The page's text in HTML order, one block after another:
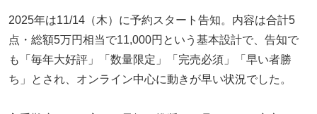
2025年は11/14（木）に予約スタート告知。内容は合計5
点・総額5万円相当で11,000円という基本設計で、告知で
も「毎年大好評」「数量限定」「完売必須」「早い者勝
ち」とされ、オンライン中心に動きが早い状況でした。